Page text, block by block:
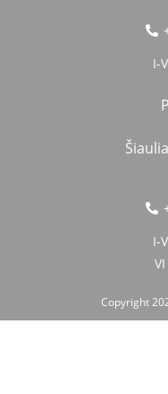
I-
I-
Copyright